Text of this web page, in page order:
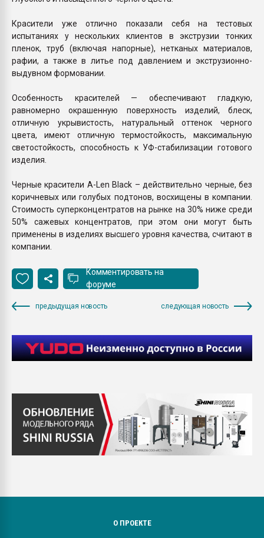
Красители уже отлично показали себя на тестовых
испытаниях у нескольких клиентов в экструзии тонких
пленок, труб (включая напорные), нетканых материалов,
рафии, а также в литье под давлением и экструзионно-
выдувном формовании.
Особенность красителей — обеспечивают гладкую,
равномерно окрашенную поверхность изделий, блеск,
отличную укрывистость, натуральный оттенок черного
цвета, имеют отличную термостойкость, максимальную
светостойкость, способность к УФ-стабилизации готового
изделия.
Черные красители A-Len Black – действительно черные, без
коричневых или голубых подтонов, восхищены в компании.
Стоимость суперконцентратов на рынке на 30% ниже среди
50% сажевых концентратов, при этом они могут быть
применены в изделиях высшего уровня качества, считают в
компании.
Комментировать на
форуме
предыдущая новость следующая новость
О ПРОЕКТЕ